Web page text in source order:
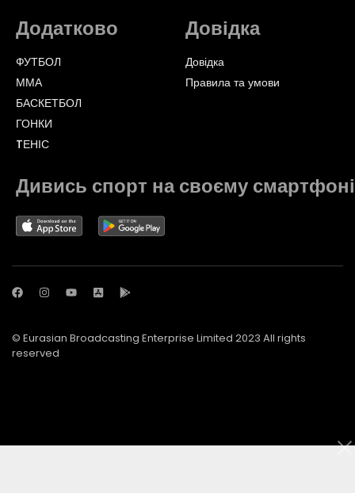
Додатково
ФУТБОЛ
ММА
БАСКЕТБОЛ
ГОНКИ
TЕНІС
Довідка
Довідка
Правила та умови
Дивись спорт на своєму смартфоні
© Eurasian Broadcasting Enterprise Limited 2023 All rights
reserved